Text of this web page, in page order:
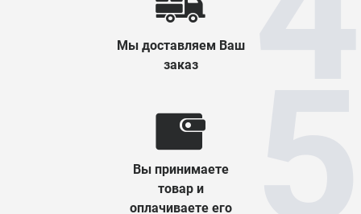
Мы доставляем Ваш
заказ
Вы принимаете
товар и
оплачиваете его